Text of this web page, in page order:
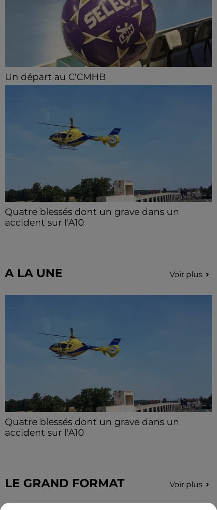
Un départ au C'CMHB
Le club chartrain a officialisé, vendredi 7 août, le
Quatre blessés dont un grave dans un
accident sur l'A10
A LA UNE Voir plus
Quatre blessés dont un grave dans un
accident sur l'A10
LE GRAND FORMAT Voir plus